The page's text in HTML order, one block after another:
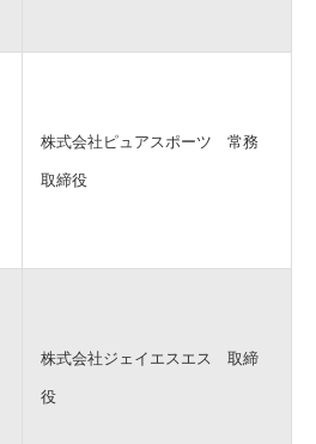
株式会社ピュアスポーツ 常務
取締役
株式会社ジェイエスエス 取締
役